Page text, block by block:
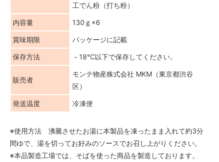
工でん粉（打ち粉）
内容量 130ｇ×6
賞味期限 パッケージに記載
保存方法 －18℃以下で保存してください。
販売者
モンテ物産株式会社 MKM（東京都渋谷
区）
発送温度 冷凍便
※使用方法 沸騰させたお湯に本製品を凍ったまま入れて約3分
間ゆで、湯を切ってお好みのソースでお召し上がりください。
※本品製造工場では、そばを使った商品を製造しております。